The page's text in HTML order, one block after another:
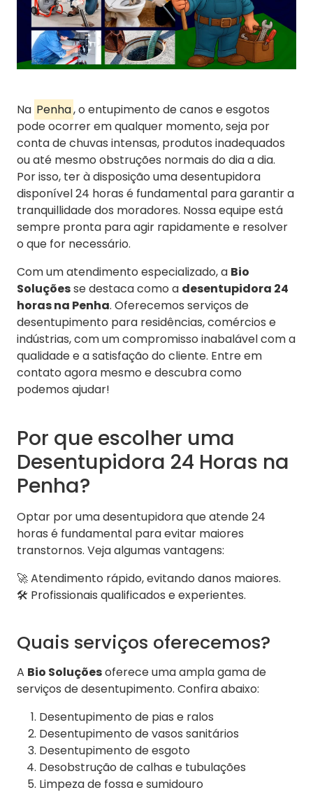
Na Penha, o entupimento de canos e esgotos
pode ocorrer em qualquer momento, seja por
conta de chuvas intensas, produtos inadequados
ou até mesmo obstruções normais do dia a dia.
Por isso, ter à disposição uma desentupidora
disponível 24 horas é fundamental para garantir a
tranquillidade dos moradores. Nossa equipe está
sempre pronta para agir rapidamente e resolver
o que for necessário.
Com um atendimento especializado, a Bio
Soluçõesse destaca como a desentupidora 24
horas na Penha. Oferecemos serviços de
desentupimento para residências, comércios e
indústrias, com um compromisso inabalável com a
qualidade e a satisfação do cliente. Entre em
contato agora mesmo e descubra como
podemos ajudar!
Por que escolher uma
Desentupidora 24 Horas na
Penha?
Optar por uma desentupidora que atende 24
horas é fundamental para evitar maiores
transtornos. Veja algumas vantagens:
🚀 Atendimento rápido, evitando danos maiores.
🛠️ Profissionais qualificados e experientes.
Quais serviços oferecemos?
A Bio Soluçõesoferece uma ampla gama de
serviços de desentupimento. Confira abaixo:
Desentupimento de pias e ralos
Desentupimento de vasos sanitários
Desentupimento de esgoto
Desobstrução de calhas e tubulações
Limpeza de fossa e sumidouro